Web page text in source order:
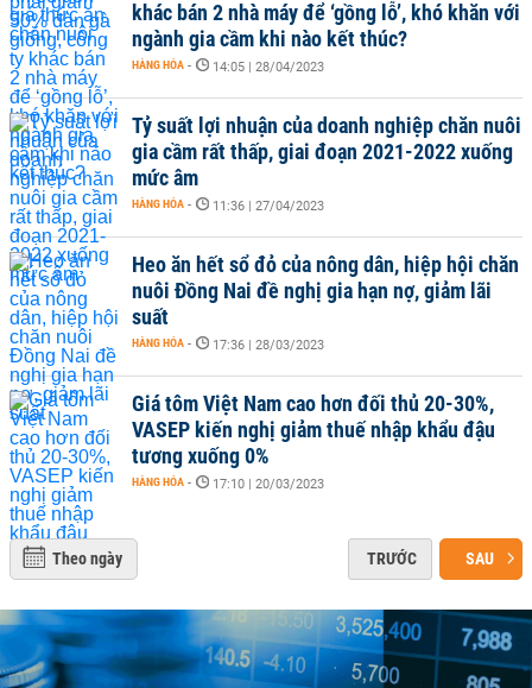
khác bán 2 nhà máy để ‘gồng lỗ’, khó khăn với
ngành gia cầm khi nào kết thúc?
HÀNG HÓA - 14:05 | 28/04/2023
Tỷ suất lợi nhuận của doanh nghiệp chăn nuôi
gia cầm rất thấp, giai đoạn 2021-2022 xuống
mức âm
HÀNG HÓA - 11:36 | 27/04/2023
Heo ăn hết sổ đỏ của nông dân, hiệp hội chăn
nuôi Đồng Nai đề nghị gia hạn nợ, giảm lãi
suất
HÀNG HÓA - 17:36 | 28/03/2023
Giá tôm Việt Nam cao hơn đối thủ 20-30%,
VASEP kiến nghị giảm thuế nhập khẩu đậu
tương xuống 0%
HÀNG HÓA - 17:10 | 20/03/2023
Theo ngày TRƯỚC SAU